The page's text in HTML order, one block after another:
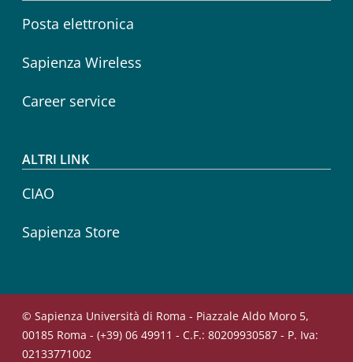
Posta elettronica
Sapienza Wireless
Career service
ALTRI LINK
CIAO
Sapienza Store
© Sapienza Università di Roma - Piazzale Aldo Moro 5,
00185 Roma - (+39) 06 49911 - C.F.: 80209930587 - P. Iva:
02133771002